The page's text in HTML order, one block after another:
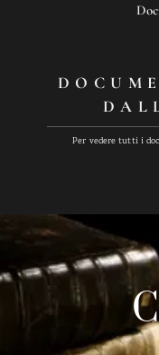
Per vedere tutti i